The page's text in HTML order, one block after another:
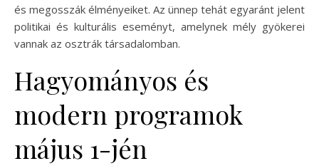
és megosszák élményeiket. Az ünnep tehát egyaránt jelent
politikai és kulturális eseményt, amelynek mély gyökerei
vannak az osztrák társadalomban.
Hagyományos és
modern programok
május 1-jén